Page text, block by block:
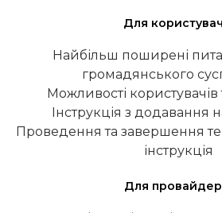
Для
Найбільш поширені
громадянського
Можливості користувачів
Інструкція з додавання
Проведення та завершення
інструкція
Для